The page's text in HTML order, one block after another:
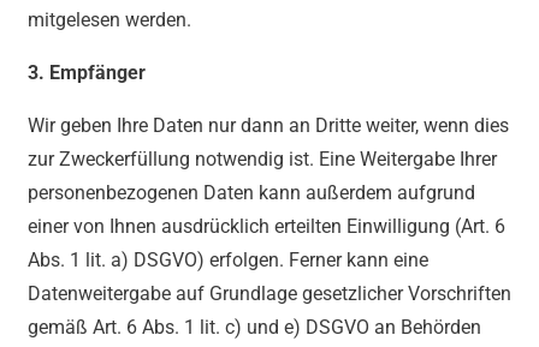
mitgelesen werden.
3. Empfänger
Wir geben Ihre Daten nur dann an Dritte weiter, wenn dies
zur Zweckerfüllung notwendig ist. Eine Weitergabe Ihrer
personenbezogenen Daten kann außerdem aufgrund
einer von Ihnen ausdrücklich erteilten Einwilligung (Art. 6
Abs. 1 lit. a) DSGVO) erfolgen. Ferner kann eine
Datenweitergabe auf Grundlage gesetzlicher Vorschriften
gemäß Art. 6 Abs. 1 lit. c) und e) DSGVO an Behörden